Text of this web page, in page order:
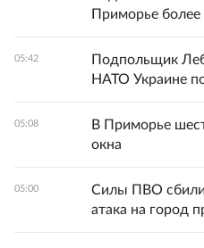
Приморье
05:42
Подпольщик
НАТО Украине
05:08
В Приморье
окна
05:00
Силы ПВО
атака на город